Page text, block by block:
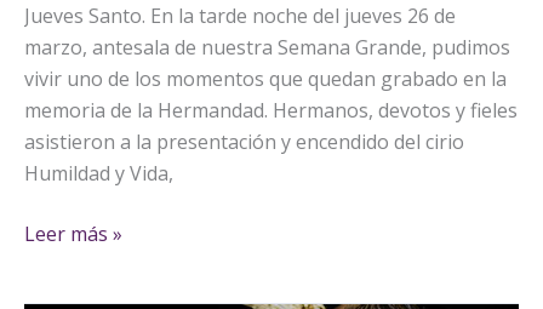
Jueves Santo. En la tarde noche del jueves 26 de
marzo, antesala de nuestra Semana Grande, pudimos
vivir uno de los momentos que quedan grabado en la
memoria de la Hermandad. Hermanos, devotos y fieles
asistieron a la presentación y encendido del cirio
Humildad y Vida,
Leer más »